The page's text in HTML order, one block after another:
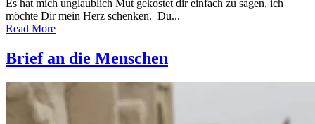
Es hat mich unglaublich Mut gekostet dir einfach zu sagen, ich
möchte Dir mein Herz schenken. Du...
Read More
Brief an die Menschen